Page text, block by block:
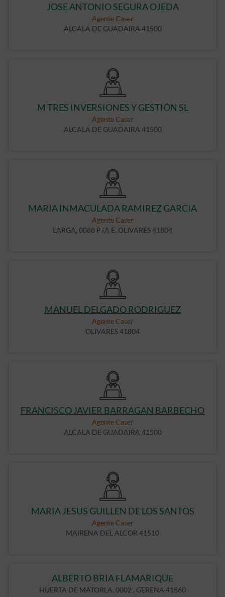
JOSE ANTONIO SEGURA OJEDA
Agente Caser
ALCALA DE GUADAIRA 41500
M TRES INVERSIONES Y GESTIÓN SL
Agente Caser
ALCALA DE GUADAIRA 41500
MARIA INMACULADA RAMIREZ GARCIA
Agente Caser
LARGA, 0088 PTA E, OLIVARES 41804
MANUEL DELGADO RODRIGUEZ
Agente Caser
OLIVARES 41804
FRANCISCO JAVIER BARRAGAN BARBECHO
Agente Caser
ALCALA DE GUADAIRA 41500
MARIA JESUS GUILLEN DE LOS SANTOS
Agente Caser
MAIRENA DEL ALCOR 41510
ALBERTO BRIA FLAMARIQUE
HUERTA DE MATORLA, 0002 , GERENA 41860